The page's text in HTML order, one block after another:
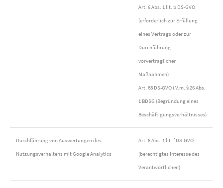
Art. 6 Abs. 1 lit. b DS-GVO
(erforderlich zur Erfüllung
eines Vertrags oder zur
Durchführung
vorvertraglicher
Maßnahmen)
Art. 88 DS-GVO i.V.m. § 26 Abs.
1 BDSG (Begründung eines
Beschäftigungsverhältnisses)
Durchführung von Auswertungen des
Nutzungsverhaltens mit Google Analytics
Art. 6 Abs. 1 lit. f DS-GVO
(berechtigtes Interesse des
Verantwortlichen)